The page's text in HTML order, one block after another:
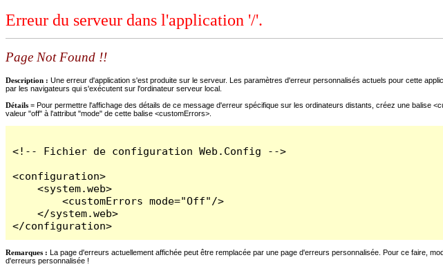
Erreur du serveur dans l'application '/'.
Page Not Found !!
Description : Une erreur d'application s'est produite sur le serveur. Les paramètres d'erreur personnalisés actuels pour cette
par les navigateurs qui s'exécutent sur l'ordinateur serveur local.
Détails = Pour permettre l'affichage des détails de ce message d'erreur spécifique sur les ordinateurs distants, créez une balise
valeur "off" à l'attribut "mode" de cette balise <customErrors>.
<!-- Fichier de configuration Web.Config -->
<configuration>
    <system.web>
        <customErrors mode="Off"/>
    </system.web>
</configuration>
Remarques : La page d'erreurs actuellement affichée peut être remplacée par une page d'erreurs personnalisée. Pour ce faire,
d'erreurs personnalisée !